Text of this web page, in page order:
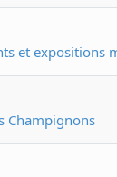
et expositions
Champignons